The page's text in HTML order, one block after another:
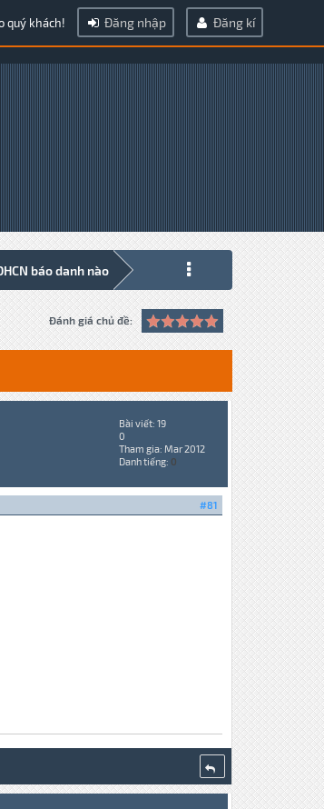
quý khách! Đăng nhập Đăng kí
báo danh nào
Đánh giá chủ đề:
Bài viết: 19
0
Tham gia: Mar 2012
Danh tiếng: 0
#81